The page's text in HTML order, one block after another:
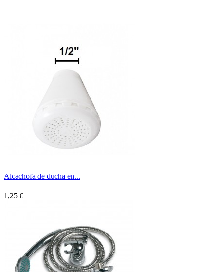
Alcachofa de ducha en...
1,25 €